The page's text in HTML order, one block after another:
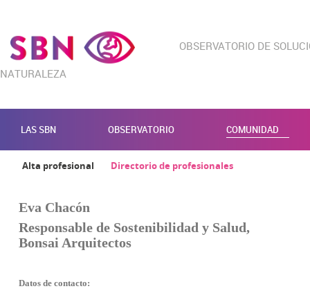
OBSERVATORIO DE
NATURALEZA
LAS SBN OBSERVATORIO COMUNIDAD
Alta profesional Directorio de profesionales
Eva Chacón
Responsable de Sostenibilidad y Salud,
Bonsai Arquitectos
Datos de contacto: